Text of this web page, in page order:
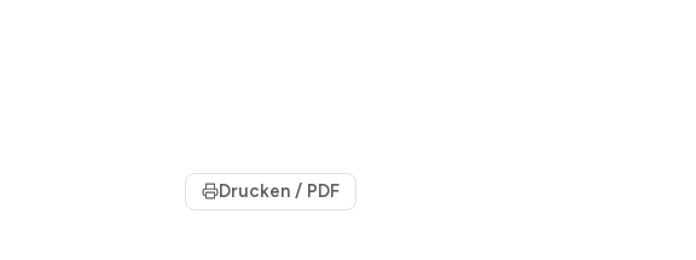
Drucken / PDF